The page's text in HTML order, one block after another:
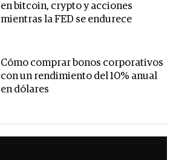
en bitcoin, crypto y acciones
mientras la FED se endurece
Cómo comprar bonos corporativos
con un rendimiento del 10% anual
en dólares